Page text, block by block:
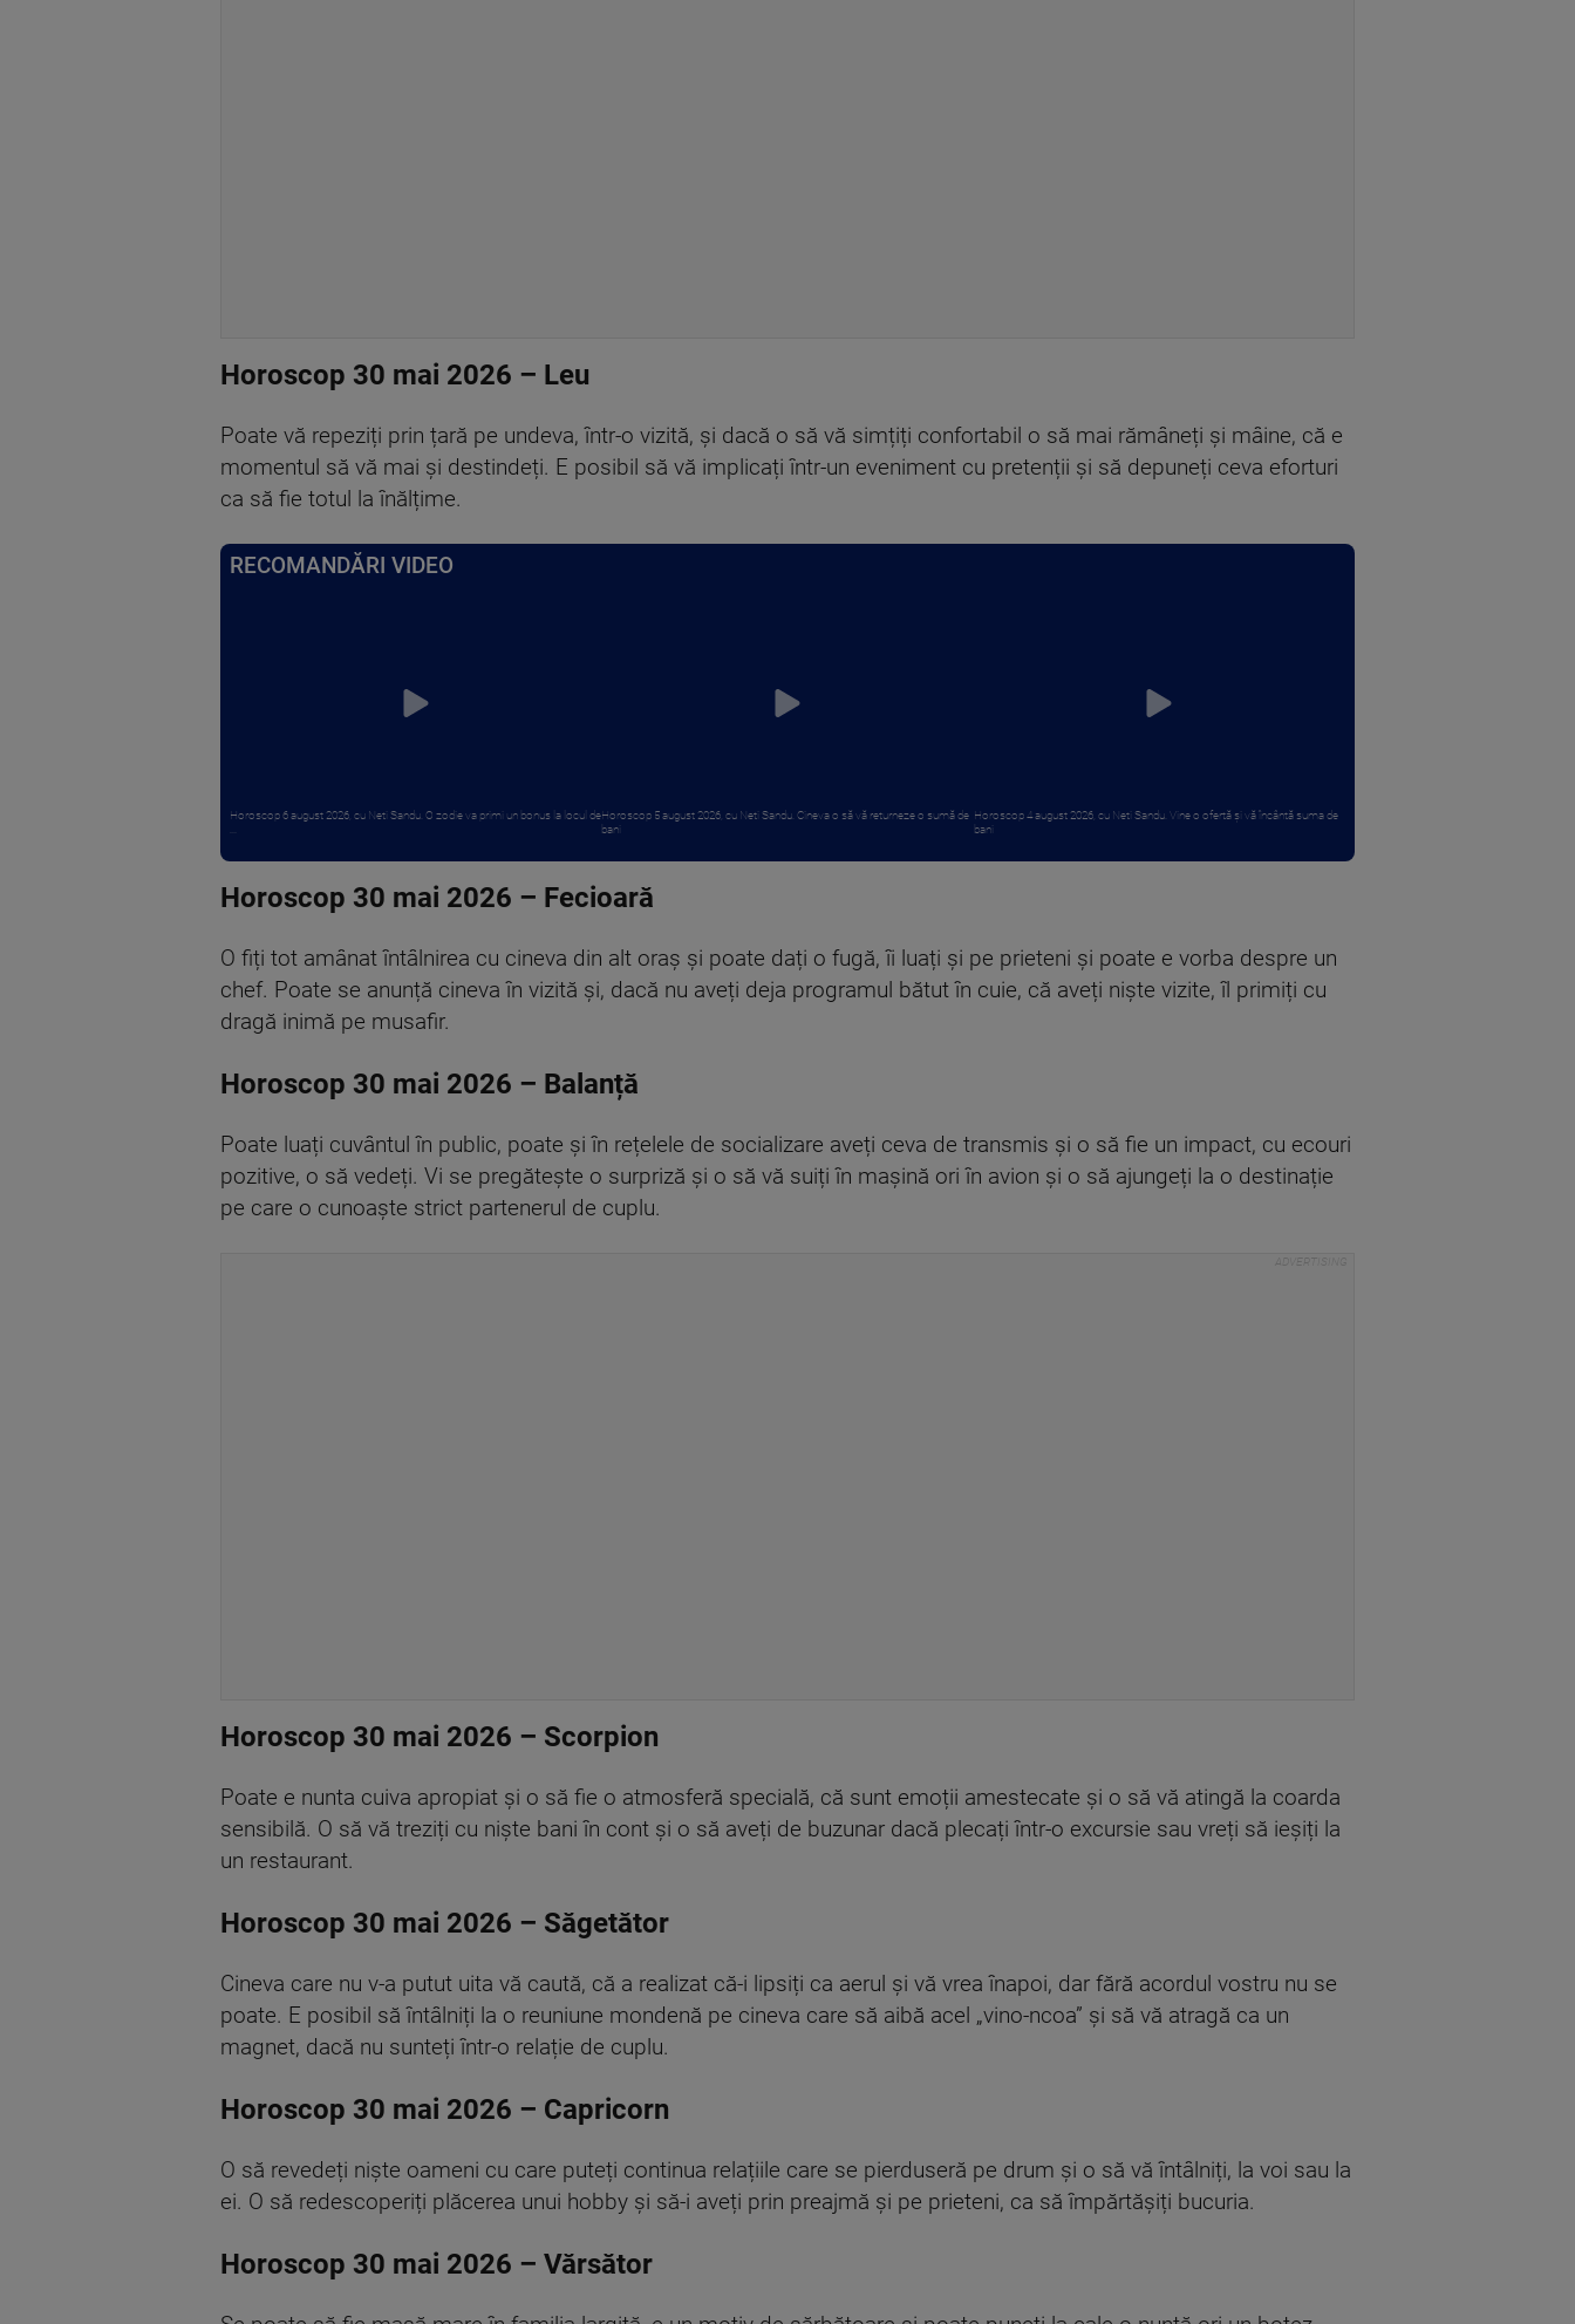
Horoscop 30 mai 2026 – Leu
Poate vă repeziți prin țară pe undeva, într-o vizită, și dacă o să vă simțiți confortabil o să mai rămâneți și mâine, că e
momentul să vă mai și destindeți. E posibil să vă implicați într-un eveniment cu pretenții și să depuneți ceva eforturi
ca să fie totul la înălțime.
RECOMANDĂRI VIDEO
Horoscop 6 august 2026, cu Neti Sandu. O zodie va primi un bonus la locul deHoroscop 5 august 2026, cu Neti Sandu. Cineva o să vă returneze o sumă de
bani
Horoscop 4 august 2026, cu Neti Sandu. Vine o ofertă și vă încântă suma de
bani
Horoscop 30 mai 2026 – Fecioară
O fiți tot amânat întâlnirea cu cineva din alt oraș și poate dați o fugă, îi luați și pe prieteni și poate e vorba despre un
chef. Poate se anunță cineva în vizită și, dacă nu aveți deja programul bătut în cuie, că aveți niște vizite, îl primiți cu
dragă inimă pe musafir.
Horoscop 30 mai 2026 – Balanță
Poate luați cuvântul în public, poate și în rețelele de socializare aveți ceva de transmis și o să fie un impact, cu ecouri
pozitive, o să vedeți. Vi se pregătește o surpriză și o să vă suiți în mașină ori în avion și o să ajungeți la o destinație
pe care o cunoaște strict partenerul de cuplu.
Horoscop 30 mai 2026 – Scorpion
Poate e nunta cuiva apropiat și o să fie o atmosferă specială, că sunt emoții amestecate și o să vă atingă la coarda
sensibilă. O să vă treziți cu niște bani în cont și o să aveți de buzunar dacă plecați într-o excursie sau vreți să ieșiți la
un restaurant.
Horoscop 30 mai 2026 – Săgetător
Cineva care nu v-a putut uita vă caută, că a realizat că-i lipsiți ca aerul și vă vrea înapoi, dar fără acordul vostru nu se
poate. E posibil să întâlniți la o reuniune mondenă pe cineva care să aibă acel „vino-ncoa” și să vă atragă ca un
magnet, dacă nu sunteți într-o relație de cuplu.
Horoscop 30 mai 2026 – Capricorn
O să revedeți niște oameni cu care puteți continua relațiile care se pierduseră pe drum și o să vă întâlniți, la voi sau la
ei. O să redescoperiți plăcerea unui hobby și să-i aveți prin preajmă și pe prieteni, ca să împărtășiți bucuria.
Horoscop 30 mai 2026 – Vărsător